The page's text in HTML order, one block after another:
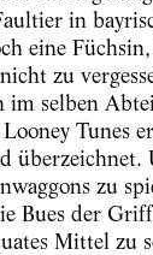
in
eine
zu
im selben
Tunes
überzeichnet.
zu
Bues der
Mittel zu